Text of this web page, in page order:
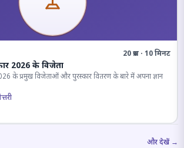
20 प्रश्न · 10 मिनट
2026 के विजेता
के प्रमुख विजेताओं और पुरस्कार वितरण के बारे में अपना ज्ञान
और देखें →